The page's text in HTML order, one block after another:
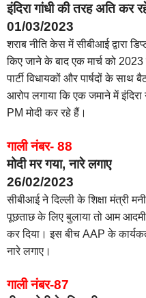
इंदिरा गांधी की तरह अति कर
01/03/2023
शराब नीति केस में सीबीआई द्वारा
किए जाने के बाद एक मार्च को
पार्टी विधायकों और पार्षदों के
आरोप लगाया कि एक जमाने में
PM मोदी कर रहे हैं।
गाली नंबर- 88
मोदी मर गया, नारे लगाए
26/02/2023
सीबीआई ने दिल्ली के शिक्षा मंत्री
पूछताछ के लिए बुलाया तो आम आदमी
कर दिया। इस बीच AAP के
नारे लगाए।
गाली नंबर-87